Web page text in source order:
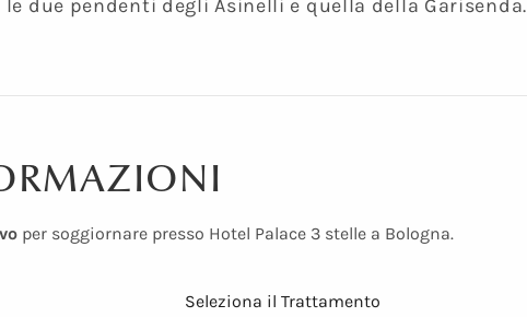
due pendenti degli Asinelli e quella della Garisenda.
per soggiornare presso Hotel Palace 3 stelle a Bologna.
Seleziona il Trattamento